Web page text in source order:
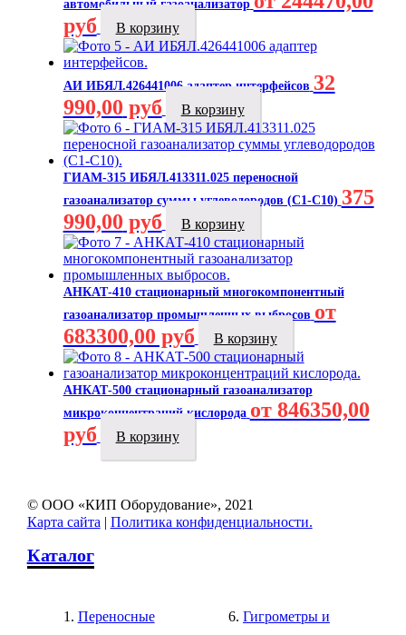
автомобильный газоанализатор
руб
В корзину
АИ ИБЯЛ.426441006 адаптер интерфейсов 32
990,00 руб В корзину
ГИАМ-315 ИБЯЛ.413311.025 переносной
газоанализатор суммы углеводородов (C1-C10) 375
990,00 руб В корзину
АНКАТ-410 стационарный многокомпонентный
газоанализатор промышленных выбросов от
683300,00 руб
В корзину
АНКАТ-500 стационарный газоанализатор
микроконцентраций кислорода от 846350,00
руб
В корзину
© ООО «КИП Оборудование», 2021
Карта сайта | Политика конфиденциальности.
Каталог
Переносные Гигрометры и